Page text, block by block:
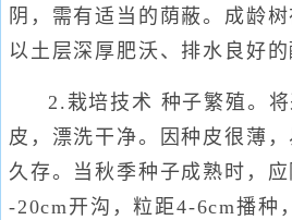
阴，需有适当的荫蔽。成龄
以土层深厚肥沃、排水良好的
2.栽培技术 种子繁殖。
皮，漂洗干净。因种皮很薄
久存。当秋季种子成熟时，
-20cm开沟，粒距4-6cm播种